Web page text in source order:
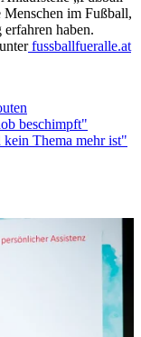
im Fußball,
haben.
fussballfueralle.at
beschimpft"
Thema mehr ist"